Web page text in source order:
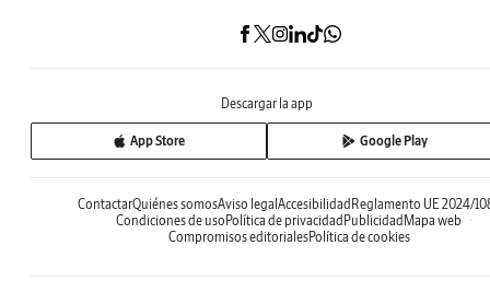
Descargar la app
App Store Google Play
ContactarQuiénes somosAviso legalAccesibilidadReglamento UE 2024/
Condiciones de usoPolítica de privacidadPublicidadMapa web
Compromisos editorialesPolítica de cookies